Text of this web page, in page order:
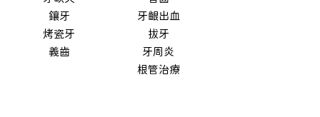
鑲牙
烤瓷牙
義齒
牙齦出血
拔牙
牙周炎
根管治療